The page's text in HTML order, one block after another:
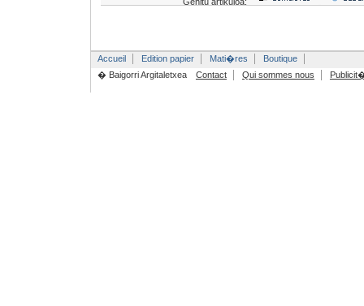
Accueil Edition papier Mati�res
Boutique
� Baigorri Argitaletxea
Contact Qui sommes nous